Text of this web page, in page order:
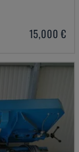
15,000 €